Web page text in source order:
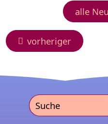
alle
vorheriger